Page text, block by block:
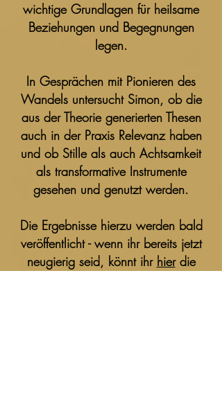
wichtige Grundlagen für heilsame
Beziehungen und Begegnungen
legen.
In Gesprächen mit Pionieren des
Wandels untersucht Simon, ob die
aus der Theorie generierten Thesen
auch in der Praxis Relevanz haben
und ob Stille als auch Achtsamkeit
als transformative Instrumente
gesehen und genutzt werden.
Die Ergebnisse hierzu werden bald
veröffentlicht - wenn ihr bereits jetzt
neugierig seid, könnt ihr hierdie